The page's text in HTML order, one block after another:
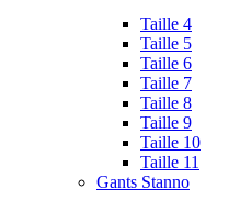
Taille 4
Taille 5
Taille 6
Taille 7
Taille 8
Taille 9
Taille 10
Taille 11
Gants Stanno